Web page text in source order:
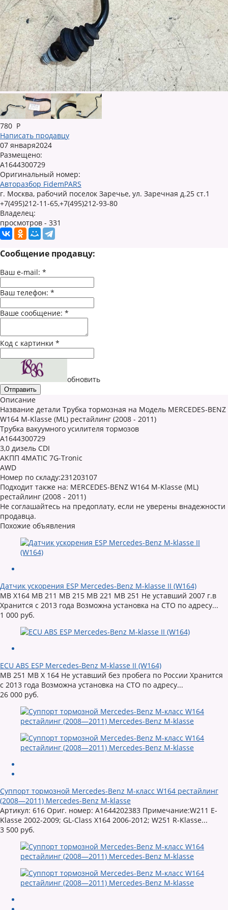
780 Р
Написать продавцу
07 января2024
Размещено:
A1644300729
Оригинальный номер:
Авторазбор FidemPARS
г. Москва, рабочий поселок Заречье, ул. Заречная д.25 ст.1
+7(495)212-11-65,+7(495)212-93-80
Владелец:
просмотров - 331
Сообщение продавцу:
Ваш e-mail: *
Ваш телефон: *
Ваше сообщение: *
Код с картинки *
обновить
Описание
Название детали Трубка тормозная на Модель MERCEDES-BENZ
W164 M-Klasse (ML) рестайлинг (2008 - 2011)
Трубка вакуумного усилителя тормозов
A1644300729
3,0 дизель CDI
АКПП 4MATIC 7G-Tronic
AWD
Номер по складу:231203107
Подходит также на: MERCEDES-BENZ W164 M-Klasse (ML)
рестайлинг (2008 - 2011)
Не соглашайтесь на предоплату, если не уверены внадежности
продавца.
Похожие объявления
Датчик ускорения ESP Mercedes-Benz M-klasse II (W164)
MB X164 MB 211 MB 215 MB 221 MB 251 Не уставший 2007 г.в
Хранится с 2013 года Возможна установка на СТО по адресу...
1 000 руб.
ECU ABS ESP Mercedes-Benz M-klasse II (W164)
MB 251 MB X 164 Не уставший без пробега по России Хранится
с 2013 года Возможна установка на СТО по адресу...
26 000 руб.
Суппорт тормозной Mercedes-Benz M-класс W164 рестайлинг
(2008—2011) Mercedes-Benz M-klasse
Артикул: 616 Ориг. номер: A1644202383 Примечание:W211 E-
Klasse 2002-2009; GL-Class X164 2006-2012; W251 R-Klasse...
3 500 руб.